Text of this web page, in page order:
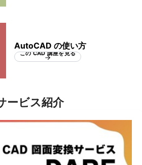
AutoCAD の使い方
この CAD 講座を見る
ービス紹介